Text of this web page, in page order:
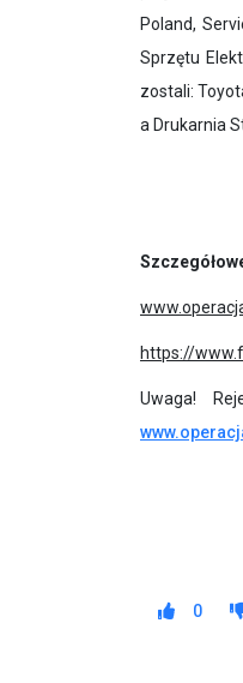
Poland,
Sprzętu
zostali:
a Drukarnia
https://
Uwaga!
0